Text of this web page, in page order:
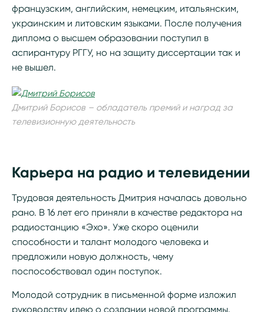
французским, английским, немецким, итальянским,
украинским и литовским языками. После получения
диплома о высшем образовании поступил в
аспирантуру РГГУ, но на защиту диссертации так и
не вышел.
Дмитрий Борисов – обладатель премий и наград за
телевизионную деятельность
Карьера на радио и телевидении
Трудовая деятельность Дмитрия началась довольно
рано. В 16 лет его приняли в качестве редактора на
радиостанцию «Эхо». Уже скоро оценили
способности и талант молодого человека и
предложили новую должность, чему
поспособствовал один поступок.
Молодой сотрудник в письменной форме изложил
руководству идею о создании новой программы.